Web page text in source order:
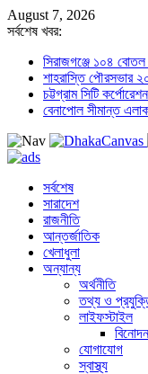
August 7, 2026
সর্বশেষ খবর:
সিরাজগঞ্জে ১০৪ বোতল
শাহরাস্তি পৌরসভার
চট্টগ্রাম সিটি
বেনাপোল সীমান্ত
সর্বশেষ
সারাদেশ
রাজনীতি
আন্তর্জাতিক
খেলাধুলা
অন্যান্য
অর্থনীতি
তথ্য ও
লাইফস্টাইল
বিনোদন
যোগাযোগ
স্বাস্থ্য